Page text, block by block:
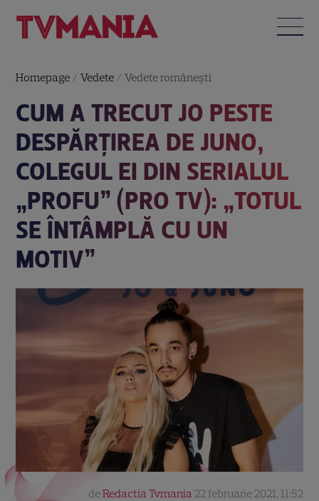
Homepage /Vedete /Vedete româneşti
CUM A TRECUT JO PESTE
DESPĂRȚIREA DE JUNO,
COLEGUL EI DIN SERIALUL
„PROFU” (PRO TV): „TOTUL
SE ÎNTÂMPLĂ CU UN
MOTIV”
deRedactia Tvmania 22 februarie 2021, 11:52